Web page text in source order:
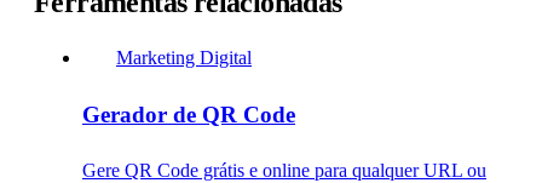
Marketing Digital
Gerador de QR Code
Gere QR Code grátis e online para qualquer URL ou